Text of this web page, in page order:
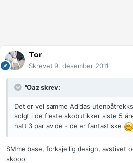
Tor
Skrevet 9. desember 2011
"Oaz skrev:
Det er vel samme Adidas
solgt i de fleste skobutikker siste 5
hatt 3 par av de - de er fantastiske
SMme base, forksjellig design, avstivet
skooo